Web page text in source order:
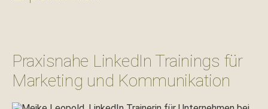
Praxisnahe LinkedIn Trainings für
Marketing und Kommunikation